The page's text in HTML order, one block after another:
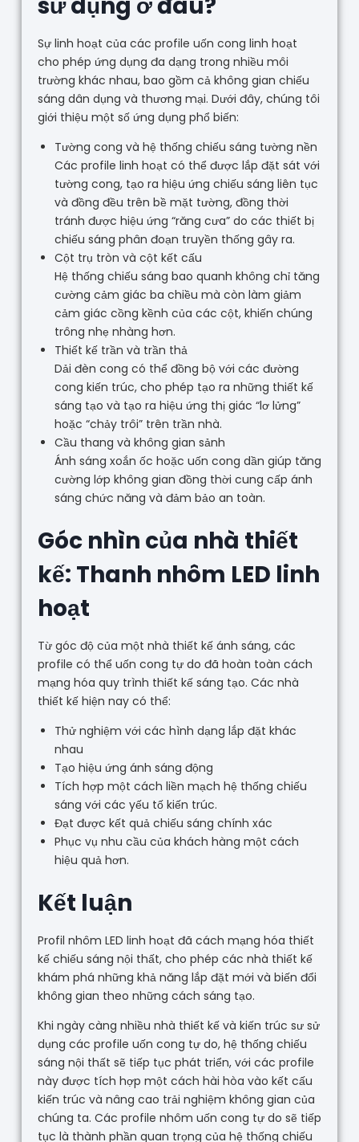
Sự linh hoạt của các profile uốn cong linh hoạt
cho phép ứng dụng đa dạng trong nhiều môi
trường khác nhau, bao gồm cả không gian chiếu
sáng dân dụng và thương mại. Dưới đây, chúng tôi
giới thiệu một số ứng dụng phổ biến:
Tường cong và hệ thống chiếu sáng tường nền
Các profile linh hoạt có thể được lắp đặt sát với
tường cong, tạo ra hiệu ứng chiếu sáng liên tục
và đồng đều trên bề mặt tường, đồng thời
tránh được hiệu ứng “răng cưa” do các thiết bị
chiếu sáng phân đoạn truyền thống gây ra.
Cột trụ tròn và cột kết cấu
Hệ thống chiếu sáng bao quanh không chỉ tăng
cường cảm giác ba chiều mà còn làm giảm
cảm giác cồng kềnh của các cột, khiến chúng
trông nhẹ nhàng hơn.
Thiết kế trần và trần thả
Dải đèn cong có thể đồng bộ với các đường
cong kiến trúc, cho phép tạo ra những thiết kế
sáng tạo và tạo ra hiệu ứng thị giác “lơ lửng”
hoặc “chảy trôi” trên trần nhà.
Cầu thang và không gian sảnh
Ánh sáng xoắn ốc hoặc uốn cong dần giúp tăng
cường lớp không gian đồng thời cung cấp ánh
sáng chức năng và đảm bảo an toàn.
Góc nhìn của nhà thiết
kế: Thanh nhôm LED linh
hoạt
Từ góc độ của một nhà thiết kế ánh sáng, các
profile có thể uốn cong tự do đã hoàn toàn cách
mạng hóa quy trình thiết kế sáng tạo. Các nhà
thiết kế hiện nay có thể:
Thử nghiệm với các hình dạng lắp đặt khác
nhau
Tạo hiệu ứng ánh sáng động
Tích hợp một cách liền mạch hệ thống chiếu
sáng với các yếu tố kiến trúc.
Đạt được kết quả chiếu sáng chính xác
Phục vụ nhu cầu của khách hàng một cách
hiệu quả hơn.
Kết luận
Profil nhôm LED linh hoạt đã cách mạng hóa thiết
kế chiếu sáng nội thất, cho phép các nhà thiết kế
khám phá những khả năng lắp đặt mới và biến đổi
không gian theo những cách sáng tạo.
Khi ngày càng nhiều nhà thiết kế và kiến trúc sư sử
dụng các profile uốn cong tự do, hệ thống chiếu
sáng nội thất sẽ tiếp tục phát triển, với các profile
này được tích hợp một cách hài hòa vào kết cấu
kiến trúc và nâng cao trải nghiệm không gian của
chúng ta. Các profile nhôm uốn cong tự do sẽ tiếp
tục là thành phần quan trọng của hệ thống chiếu